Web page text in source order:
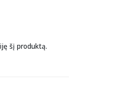
šį produktą.